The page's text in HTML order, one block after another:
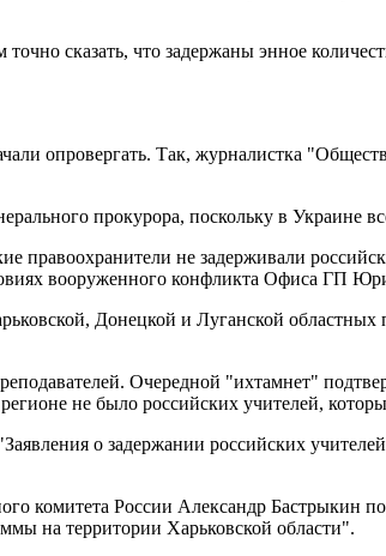
сказать, что задержаны энное
опровергать. Так, журналистка
прокурора, поскольку в Украине
правоохранители не задерживали
вооруженного конфликта Офиса ГП
Донецкой и Луганской
Очередной "ихтамнет"
не было российских учителей,
о задержании российских
комитета России Александр
на территории Харьковской области".